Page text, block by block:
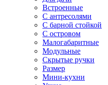
Встроенные
С антресолями
С барной стойкой
С островом
Малогабаритные
Модульные
Скрытые ручки
Размер
Мини-кухни